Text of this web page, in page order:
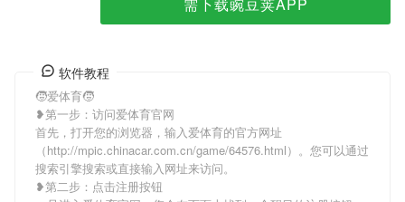
软件教程
🧒爱体育🧒
❥第一步：访问爱体育官网
首先，打开您的浏览器，输入爱体育的官方网址
（http://mpic.chinacar.com.cn/game/64576.html）。您可以通过
搜索引擎搜索或直接输入网址来访问。
❥第二步：点击注册按钮